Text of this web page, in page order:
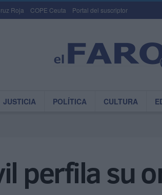
Roja COPE Ceuta Portal del suscriptor
JUSTICIA POLÍTICA CULTURA
perfila su